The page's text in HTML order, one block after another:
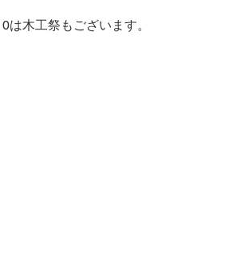
木工祭もございます。